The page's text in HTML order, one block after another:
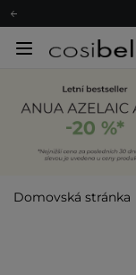
Domovská stránka